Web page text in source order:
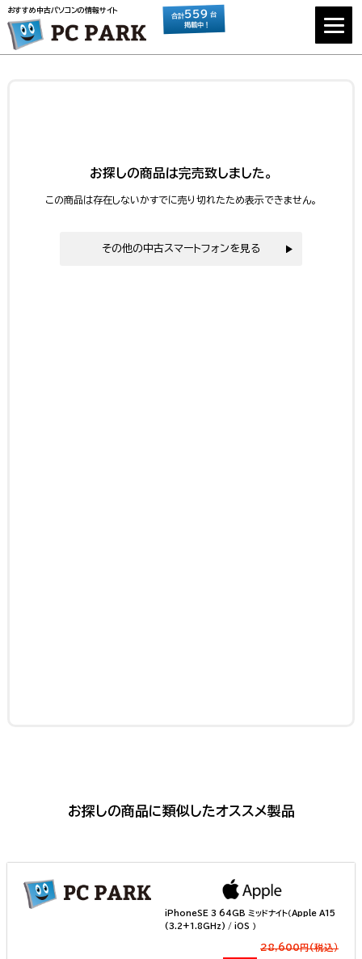
おすすめ中古パソコンの情報サイト
合計559 台
掲載中！
お探しの商品は完売致しました。
この商品は存在しないかすでに売り切れたため表示できません。
その他の中古スマートフォンを見る
お探しの商品に類似したオススメ製品
iPhoneSE 3 64GB ミッドナイト（Apple A15
(3.2+1.8GHz) / iOS ）
28,600円(税込）